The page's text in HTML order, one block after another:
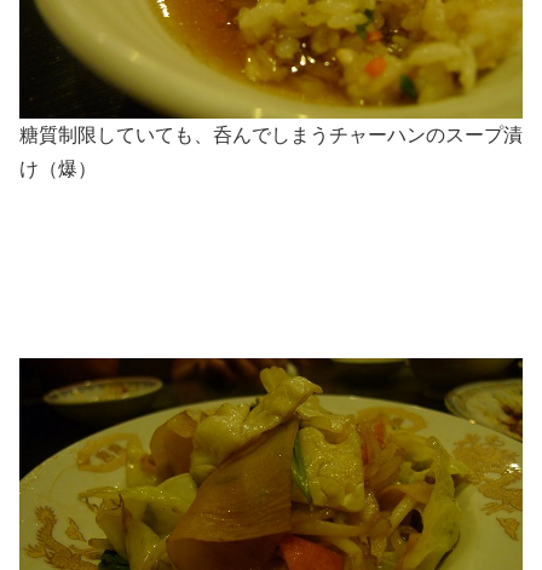
糖質制限していても、呑んでしまうチャーハンのスープ漬
け（爆）